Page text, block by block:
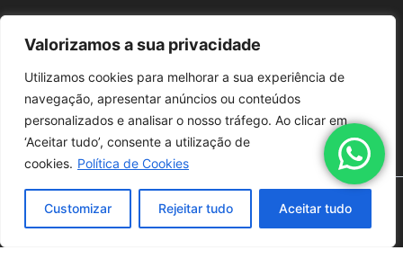
Valorizamos a sua privacidade
Utilizamos cookies para melhorar a sua experiência de
navegação, apresentar anúncios ou conteúdos
personalizados e analisar o nosso tráfego. Ao clicar em
‘Aceitar tudo’, consente a utilização de
cookies. Política de Cookies
Customizar Rejeitar tudo Aceitar tudo
Informações Legais
Política de privacidade
Termos e Condições
Política de Envio e Devoluções
Copyright © 2026 | Powered byAstra WordPress Theme